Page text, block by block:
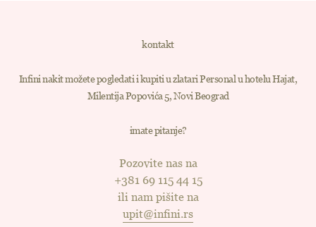
kontakt
Infini nakit možete pogledati i kupiti u zlatari Personal u hotelu Hajat,
Milentija Popovića 5, Novi Beograd
imate pitanje?
Pozovite nas na
+381 69 115 44 15
ili nam pišite na
upit@infini.rs